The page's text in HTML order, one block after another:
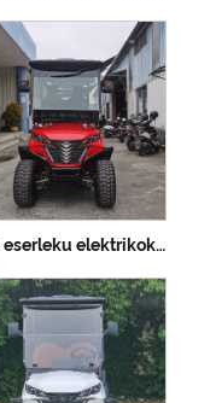
2 + 2 eserleku elektrikoko ehiza-ibilgailua litio bateriarekin